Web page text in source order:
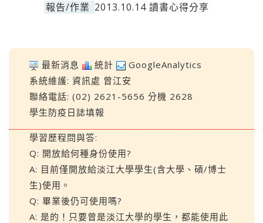
報告/作業 2013.10.14 讀書心得分享
最新消息 統計
GoogleAnalytics
系統維護: 資訊處 曾江安
聯絡電話: (02) 2621-5656 分機 2628
學生防疫日誌填報
學習歷程問與答:
Q: 開放給何種身份使用?
A: 目前僅開放給淡江大學學生(含大學、碩/博士
生)使用。
Q: 畢業後仍可使用嗎?
A: 是的！只要曾是淡江大學的學生，都能使用此